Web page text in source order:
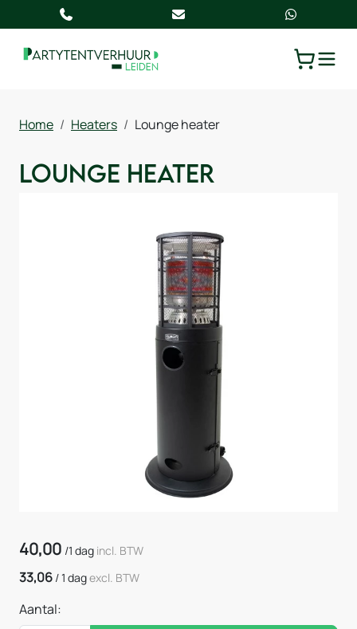
Home Heaters Lounge heater
Lounge heater
40,00 /1 dag incl. BTW
33,06 /1 dagexcl. BTW
Aantal: